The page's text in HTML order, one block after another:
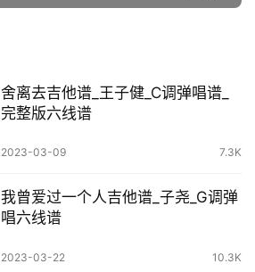
舍离去吉他谱_王子健_C调弹唱谱_
完整版六线谱
2023-03-09 7.3K
我曾爱过一个人吉他谱_子尧_G调弹
唱六线谱
2023-03-22 10.3K